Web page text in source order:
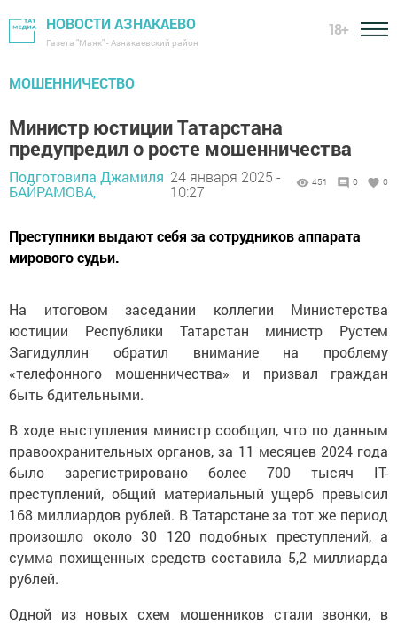
НОВОСТИ АЗНАКАЕВО
Газета "Маяк" - Азнакаевский район
18+
МОШЕННИЧЕСТВО
Министр юстиции Татарстана
предупредил о росте мошенничества
Подготовила Джамиля
БАЙРАМОВА,
24 января 2025 -
10:27
451 0 0
Преступники выдают себя за сотрудников аппарата
мирового судьи.
На итоговом заседании коллегии Министерства
юстиции Республики Татарстан министр Рустем
Загидуллин обратил внимание на проблему
«телефонного мошенничества» и призвал граждан
быть бдительными.
В ходе выступления министр сообщил, что по данным
правоохранительных органов, за 11 месяцев 2024 года
было зарегистрировано более 700 тысяч IT-
преступлений, общий материальный ущерб превысил
168 миллиардов рублей. В Татарстане за тот же период
произошло около 30 120 подобных преступлений, а
сумма похищенных средств составила 5,2 миллиарда
рублей.
Одной из новых схем мошенников стали звонки, в